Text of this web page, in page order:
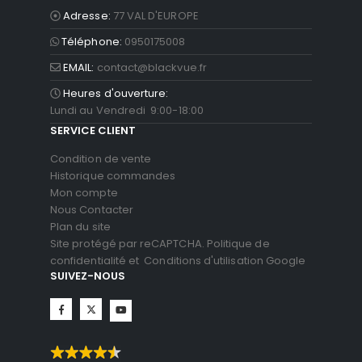
Adresse: 77 VAL D'EUROPE
Téléphone: 0950175008
EMAIL: contact@blackvue.fr
Heures d'ouverture:
Lundi au Vendredi 9:00-18:00
SERVICE CLIENT
Condition de vente
Historique commandes
Mon compte
Nous Contacter
Plan du site
Site protégé par reCAPTCHA. Politique de
confidentialité et Conditions d'utilisation Google
SUIVEZ-NOUS